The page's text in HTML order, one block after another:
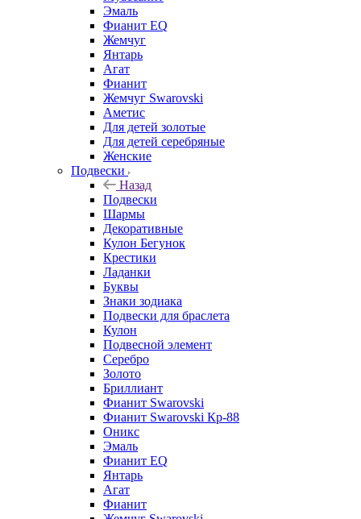
Эмаль
Фианит EQ
Жемчуг
Янтарь
Агат
Фианит
Жемчуг Swarovski
Аметис
Для детей золотые
Для детей серебряные
Женские
Подвески
Назад
Подвески
Шармы
Декоративные
Кулон Бегунок
Крестики
Ладанки
Буквы
Знаки зодиака
Подвески для браслета
Кулон
Подвесной элемент
Серебро
Золото
Бриллиант
Фианит Swarovski
Фианит Swarovski Кр-88
Оникс
Эмаль
Фианит EQ
Янтарь
Агат
Фианит